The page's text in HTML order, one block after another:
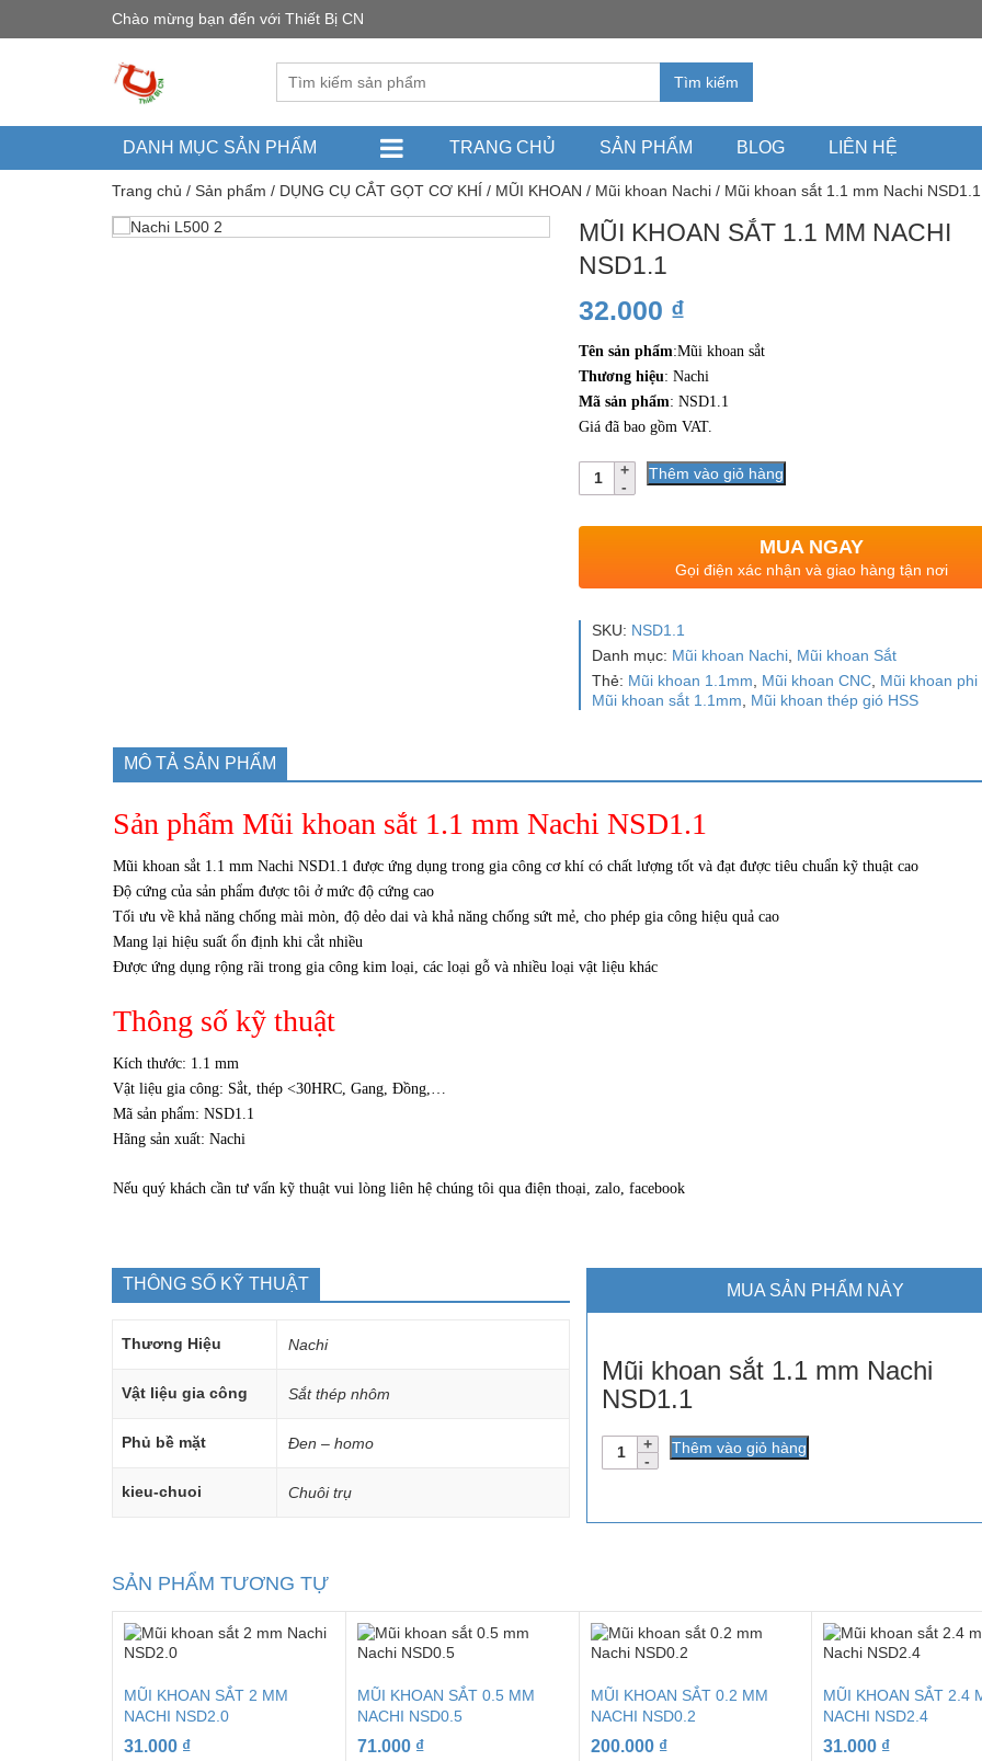
Chào mừng bạn đến với Thiết Bị CN
Tìm kiếm
DANH MỤC SẢN PHẨM TRANG CHỦ SẢN PHẨM BLOG LIÊN HỆ
Trang chủ / Sản phẩm / DỤNG CỤ CẮT GỌT CƠ KHÍ / MŨI KHOAN / Mũi khoan Nachi / Mũi khoan sắt 1.1 mm Nachi NSD1.1
MŨI KHOAN SẮT 1.1 MM NACHI
NSD1.1
32.000 ₫
Tên sản phẩm:Mũi khoan sắt
Thương hiệu: Nachi
Mã sản phẩm: NSD1.1
Giá đã bao gồm VAT.
Số
lượng
Thêm vào giỏ hàng
MUA NGAY
Gọi điện xác nhận và giao hàng tận nơi
SKU: NSD1.1
Danh mục: Mũi khoan Nachi, Mũi khoan Sắt
Thẻ: Mũi khoan 1.1mm Mũi khoan CNC, Mũi khoan phi
Mũi khoan sắt 1.1mm
Mũi khoan thép gió HSS
MÔ TẢ SẢN PHẨM
Sản phẩm Mũi khoan sắt 1.1 mm Nachi NSD1.1
Mũi khoan sắt 1.1 mm Nachi NSD1.1 được ứng dụng trong gia công cơ khí có chất lượng tốt và đạt được tiêu chuẩn kỹ thuật cao
Độ cứng của sản phẩm được tôi ở mức độ cứng cao
Tối ưu về khả năng chống mài mòn, độ dẻo dai và khả năng chống sứt mẻ, cho phép gia công hiệu quả cao
Mang lại hiệu suất ổn định khi cắt nhiều
Được ứng dụng rộng rãi trong gia công kim loại, các loại gỗ và nhiều loại vật liệu khác
Thông số kỹ thuật
Kích thước: 1.1 mm
Vật liệu gia công: Sắt, thép <30HRC, Gang, Đồng,…
Mã sản phẩm: NSD1.1
Hãng sản xuất: Nachi
Nếu quý khách cần tư vấn kỹ thuật vui lòng liên hệ chúng tôi qua điện thoại, zalo, facebook
THÔNG SỐ KỸ THUẬT
Thương Hiệu Nachi
Vật liệu gia công Sắt thép nhôm
Phủ bề mặt Đen – homo
kieu-chuoi Chuôi trụ
MUA SẢN PHẨM NÀY
Mũi khoan sắt 1.1 mm Nachi
NSD1.1
Số
lượng
Thêm vào giỏ hàng
SẢN PHẨM TƯƠNG TỰ
MŨI KHOAN SẮT 2 MM
NACHI NSD2.0
31.000 ₫
MŨI KHOAN SẮT 0.5 MM
NACHI NSD0.5
71.000 ₫
MŨI KHOAN SẮT 0.2 MM
NACHI NSD0.2
200.000 ₫
MŨI KHOAN SẮT 2.4
NACHI NSD2.4
31.000 ₫